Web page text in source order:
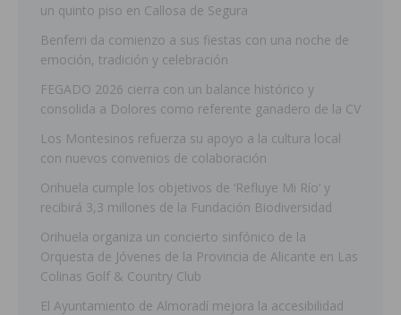
un quinto piso en Callosa de Segura
Benferri da comienzo a sus fiestas con una noche de
emoción, tradición y celebración
FEGADO 2026 cierra con un balance histórico y
consolida a Dolores como referente ganadero de la CV
Los Montesinos refuerza su apoyo a la cultura local
con nuevos convenios de colaboración
Orihuela cumple los objetivos de ‘Refluye Mi Río’ y
recibirá 3,3 millones de la Fundación Biodiversidad
Orihuela organiza un concierto sinfónico de la
Orquesta de Jóvenes de la Provincia de Alicante en Las
Colinas Golf & Country Club
El Ayuntamiento de Almoradí mejora la accesibilidad